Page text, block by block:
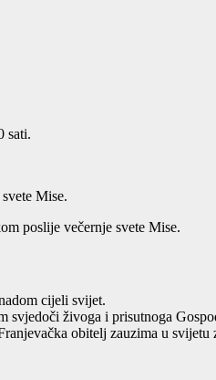
sati.
Mise.
poslije večernje svete Mise.
cijeli svijet.
svjedoči živoga i prisutnoga
obitelj zauzima u svijetu